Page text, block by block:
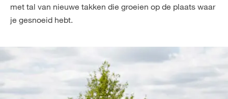
met tal van nieuwe takken die groeien op de plaats waar
je gesnoeid hebt.